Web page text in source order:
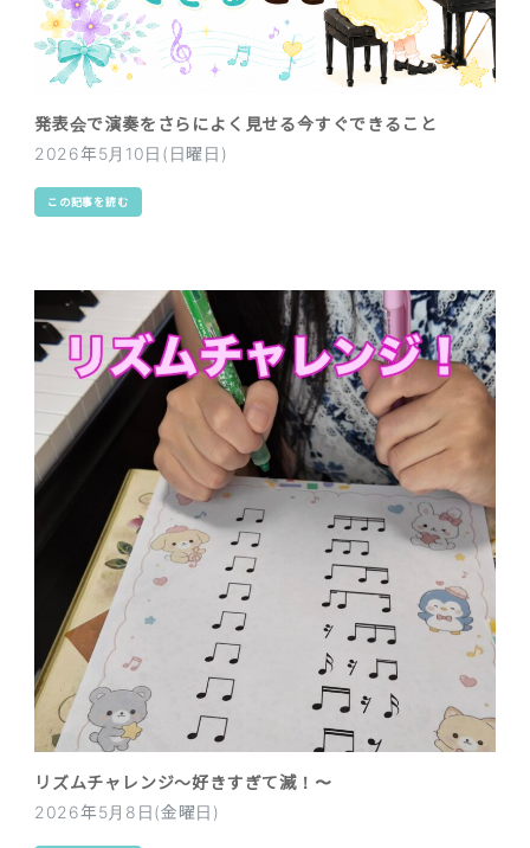
発表会で演奏をさらによく見せる今すぐできること
2026年5月10日(日曜日)
この記事を読む
リズムチャレンジ〜好きすぎて滅！〜
2026年5月8日(金曜日)